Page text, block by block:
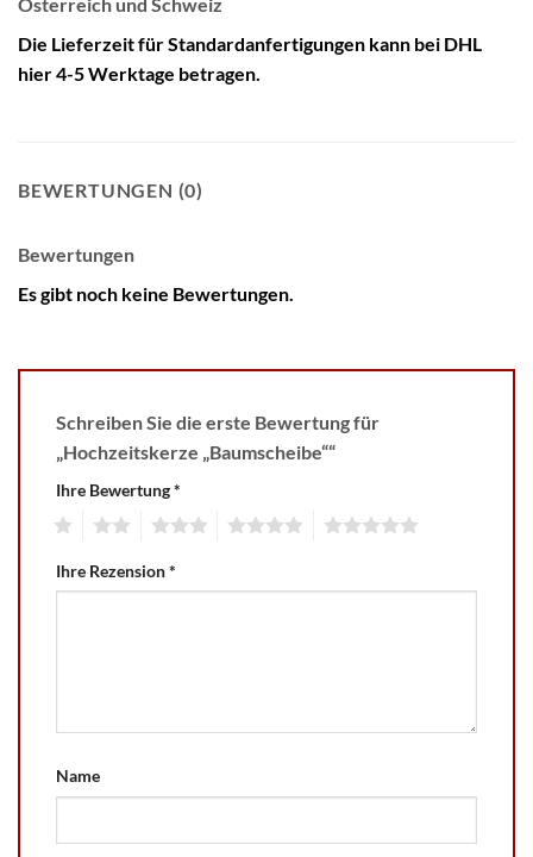
Österreich und Schweiz
Die Lieferzeit für Standardanfertigungen kann bei DHL
hier 4-5 Werktage betragen.
BEWERTUNGEN (0)
Bewertungen
Es gibt noch keine Bewertungen.
Schreiben Sie die erste Bewertung für
„Hochzeitskerze „Baumscheibe““
Ihre Bewertung*
Ihre Rezension*
Name